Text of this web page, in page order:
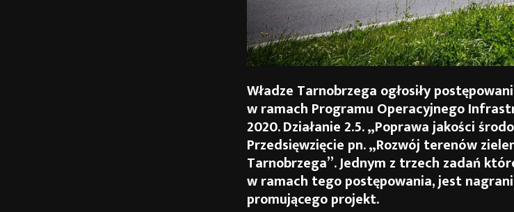
Władze Tarnobrzega ogłosiły
w ramach Programu Operacyjnego
2020. Działanie 2.5. „Poprawa jakości
Przedsięwzięcie pn. „Rozwój terenów
Tarnobrzega”. Jednym z trzech zadań
w ramach tego postępowania, jest
promującego projekt.